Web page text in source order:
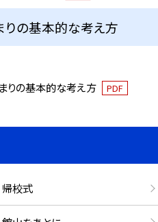
りの基本的な考え方
りの基本的な考え方 PDF
校式